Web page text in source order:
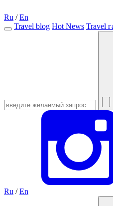
Ru /En
Travel blog Hot News Travel
Ru /En